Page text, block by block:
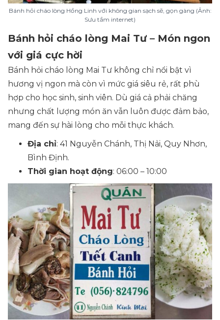
Bánh hỏi cháo lòng Hồng Linh với không gian sạch sẽ, gọn gàng (Ảnh:
Sưu tầm internet)
Bánh hỏi cháo lòng Mai Tư – Món ngon
với giá cực hời
Bánh hỏi cháo lòng Mai Tư không chỉ nổi bật vì
hương vị ngon mà còn vì mức giá siêu rẻ, rất phù
hợp cho học sinh, sinh viên. Dù giá cả phải chăng
nhưng chất lượng món ăn vẫn luôn được đảm bảo,
mang đến sự hài lòng cho mỗi thực khách.
Địa chỉ: 41 Nguyễn Chánh, Thị Nải, Quy Nhơn,
Bình Định.
Thời gian hoạt động: 06:00 – 10:00